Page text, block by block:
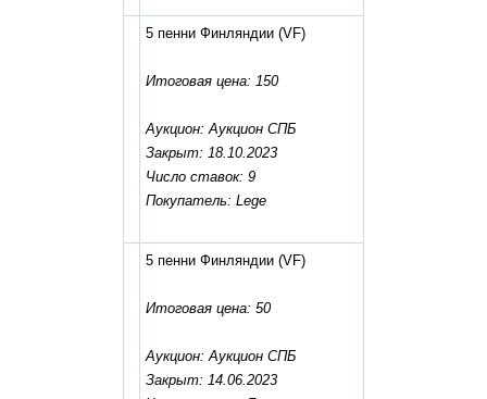
5 пенни Финляндии (VF)
Итоговая цена: 150
Аукцион: Аукцион СПБ
Закрыт: 18.10.2023
Число ставок: 9
Покупатель: Lege
5 пенни Финляндии (VF)
Итоговая цена: 50
Аукцион: Аукцион СПБ
Закрыт: 14.06.2023